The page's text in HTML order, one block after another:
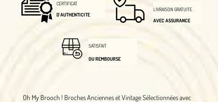
Oh My Brooch ! Broches Anciennes et Vintage Sélectionnées avec
CERTIFICAT
D'AUTHENTICITE
LIVRAISON GRATUITE
AVEC ASSURANCE
SATISFAIT
OU REMBOURSE